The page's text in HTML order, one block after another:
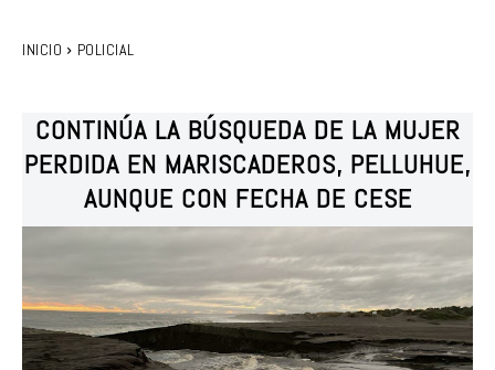
INICIO POLICIAL
CONTINÚA LA BÚSQUEDA DE LA MUJER
PERDIDA EN MARISCADEROS, PELLUHUE,
AUNQUE CON FECHA DE CESE